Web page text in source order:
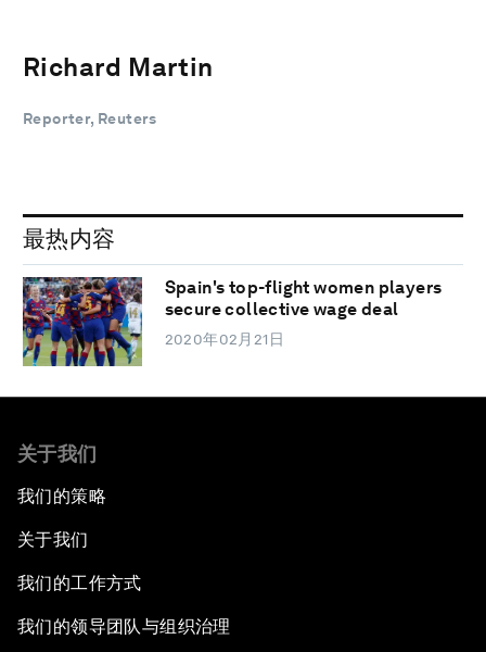
Richard Martin
Reporter, Reuters
最热内容
Spain's top-flight women players
secure collective wage deal
2020年02月21日
关于我们
我们的策略
关于我们
我们的工作方式
我们的领导团队与组织治理